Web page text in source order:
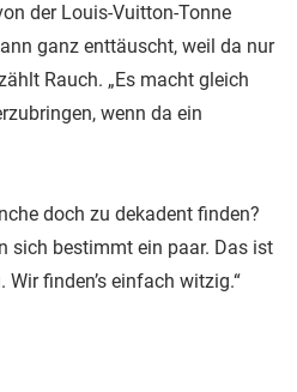
der Louis-Vuitton-Tonne
ganz enttäuscht, weil da nur
Rauch. „Es macht gleich
wenn da ein
doch zu dekadent finden?
sich bestimmt ein paar. Das ist
finden’s einfach witzig.“